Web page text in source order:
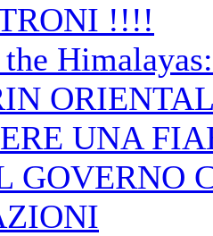
!!!!
UNA
GOVERNO